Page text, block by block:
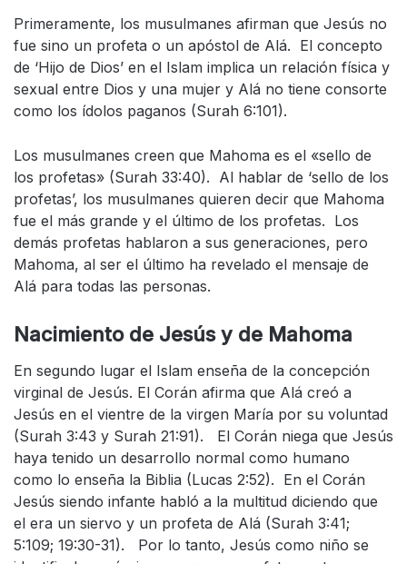
Primeramente, los musulmanes afirman que Jesús no
fue sino un profeta o un apóstol de Alá. El concepto
de ‘Hijo de Dios’ en el Islam implica un relación física y
sexual entre Dios y una mujer y Alá no tiene consorte
como los ídolos paganos (Surah 6:101).
Los musulmanes creen que Mahoma es el «sello de
los profetas» (Surah 33:40). Al hablar de ‘sello de los
profetas’, los musulmanes quieren decir que Mahoma
fue el más grande y el último de los profetas. Los
demás profetas hablaron a sus generaciones, pero
Mahoma, al ser el último ha revelado el mensaje de
Alá para todas las personas.
Nacimiento de Jesús y de Mahoma
En segundo lugar el Islam enseña de la concepción
virginal de Jesús. El Corán afirma que Alá creó a
Jesús en el vientre de la virgen María por su voluntad
(Surah 3:43 y Surah 21:91). El Corán niega que Jesús
haya tenido un desarrollo normal como humano
como lo enseña la Biblia (Lucas 2:52). En el Corán
Jesús siendo infante habló a la multitud diciendo que
el era un siervo y un profeta de Alá (Surah 3:41;
5:109; 19:30-31). Por lo tanto, Jesús como niño se